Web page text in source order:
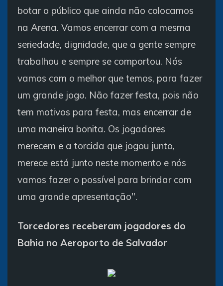
botar o público que ainda não colocamos
na Arena. Vamos encerrar com a mesma
seriedade, dignidade, que a gente sempre
trabalhou e sempre se comportou. Nós
vamos com o melhor que temos, para fazer
um grande jogo. Não fazer festa, pois não
tem motivos para festa, mas encerrar de
uma maneira bonita. Os jogadores
merecem e a torcida que jogou junto,
merece está junto neste momento e nós
vamos fazer o possível para brindar com
uma grande apresentação".
Torcedores receberam jogadores do
Bahia no Aeroporto de Salvador